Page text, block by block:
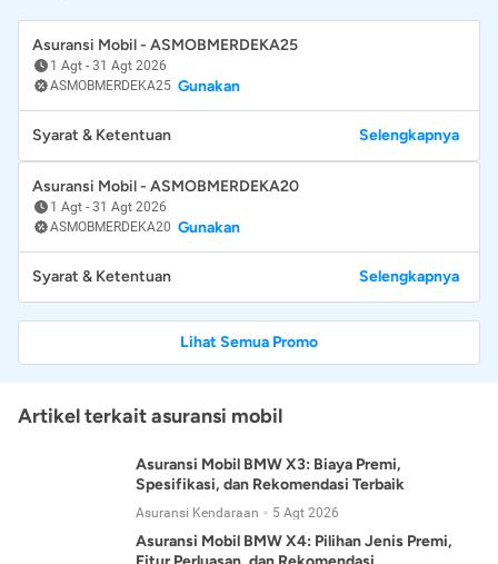
Asuransi Mobil - ASMOBMERDEKA25
1 Agt - 31 Agt 2026
ASMOBMERDEKA25 Gunakan
Syarat & Ketentuan Selengkapnya
Asuransi Mobil - ASMOBMERDEKA20
1 Agt - 31 Agt 2026
ASMOBMERDEKA20 Gunakan
Syarat & Ketentuan Selengkapnya
Lihat Semua Promo
Artikel terkait asuransi mobil
Asuransi Mobil BMW X3: Biaya Premi,
Spesifikasi, dan Rekomendasi Terbaik
Asuransi Kendaraan 5 Agt 2026
Asuransi Mobil BMW X4: Pilihan Jenis Premi,